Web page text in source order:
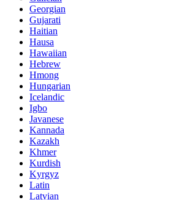
Georgian
Gujarati
Haitian
Hausa
Hawaiian
Hebrew
Hmong
Hungarian
Icelandic
Igbo
Javanese
Kannada
Kazakh
Khmer
Kurdish
Kyrgyz
Latin
Latvian